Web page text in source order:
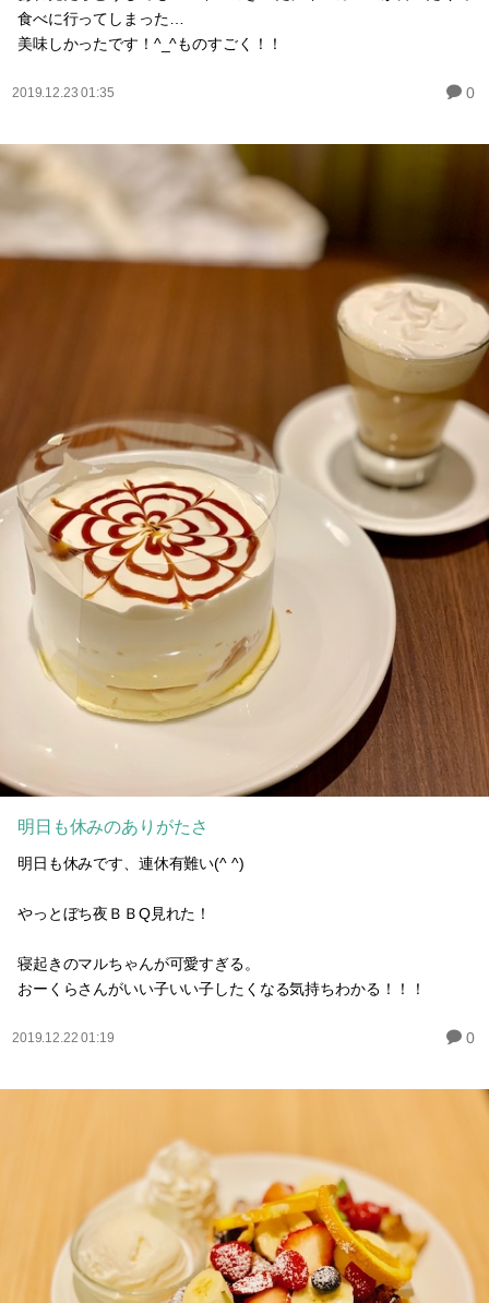
食べに行ってしまった…
美味しかったです！^_^ものすごく！！
2019.12.23 01:35 0
明日も休みのありがたさ
明日も休みです、連休有難い(^ ^)
やっとぼち夜ＢＢQ見れた！
寝起きのマルちゃんが可愛すぎる。
おーくらさんがいい子いい子したくなる気持ちわかる！！！
2019.12.22 01:19 0